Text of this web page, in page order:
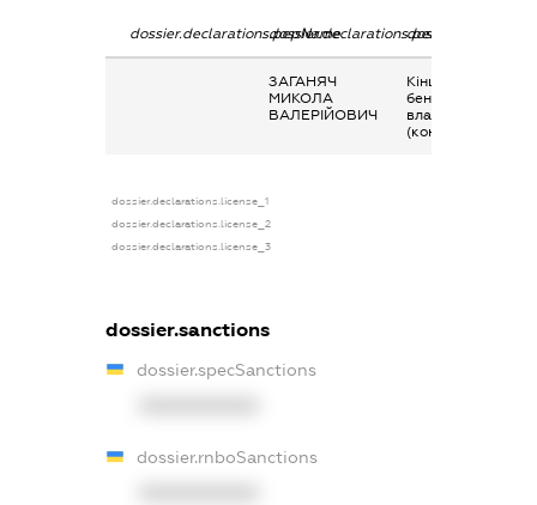
dossier.declarations.pepNamedossier.declarations.personName
ЗАГАНЯЧ
МИКОЛА
ВАЛЕРІЙОВИЧ
Кінцевий
бенефіціарний
власник
(контролер)
dossier.declarations.license_1
dossier.declarations.license_2
dossier.declarations.license_3
dossier.sanctions
dossier.specSanctions
dossier.rnboSanctions